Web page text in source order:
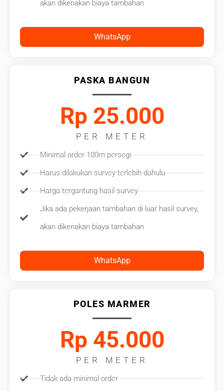
akan dikenakan biaya tambahan
WhatsApp
PASKA BANGUN
Rp 25.000
PER METER
Minimal order 100m persegi
Harus dilakukan survey terlebih dahulu
Harga tergantung hasil survey
Jika ada pekerjaan tambahan di luar hasil survey,
akan dikenakan biaya tambahan
WhatsApp
POLES MARMER
Rp 45.000
PER METER
Tidak ada minimal order